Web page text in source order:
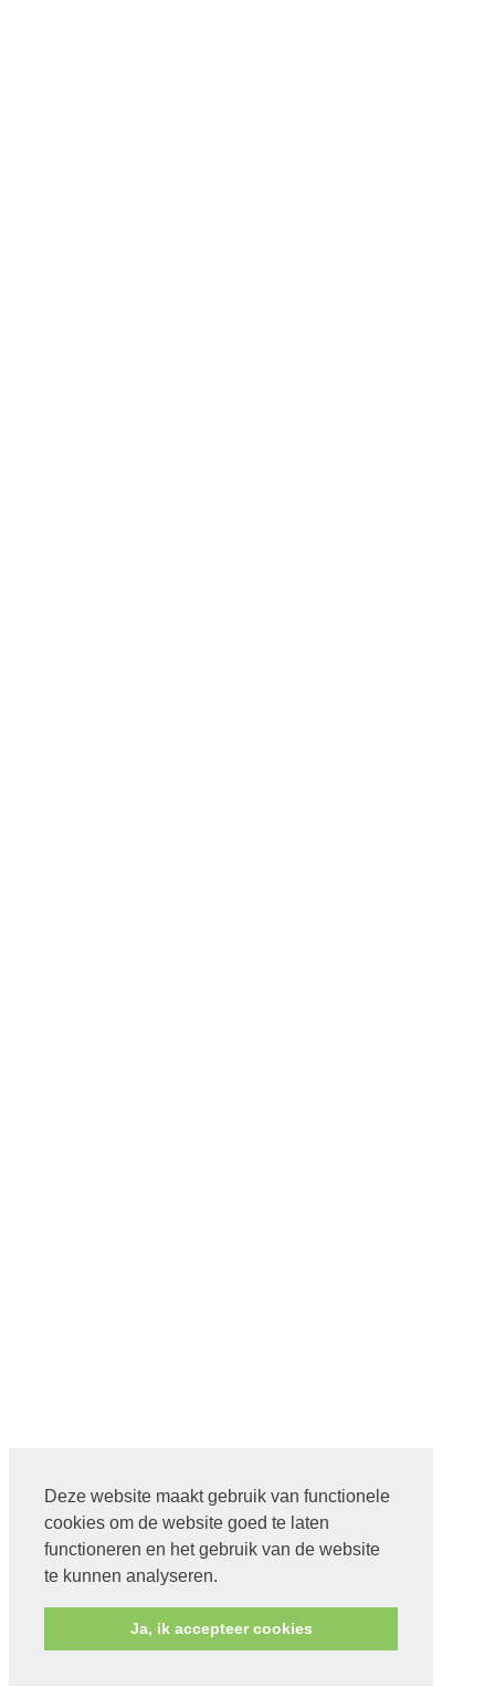
Deze website maakt gebruik van functionele
cookies om de website goed te laten
functioneren en het gebruik van de website
te kunnen analyseren.
Ja, ik accepteer cookies